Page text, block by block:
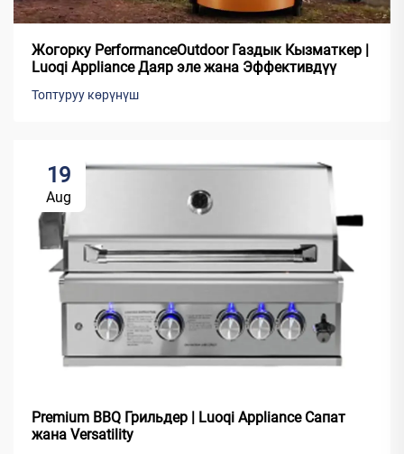
Жогорку PerformanceOutdoor Газдык Кызматкер |
Luoqi Appliance Даяр эле жана Эффективдүү
Топтуруу көрүнүш
19
Aug
Premium BBQ Грильдер | Luoqi Appliance Сапат
жана Versatility